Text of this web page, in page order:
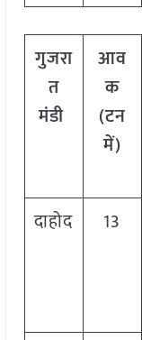
गुजरा
त
मंडी
आव
क
(टन
में)
दाहोद 13